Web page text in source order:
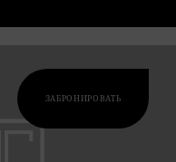
ЗАБРОНИРОВАТЬ